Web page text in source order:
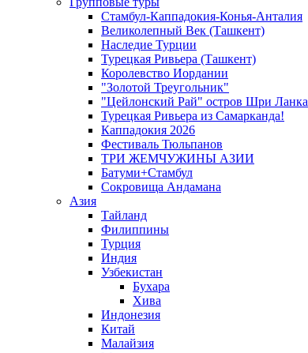
Стамбул-Каппадокия-Конья-Анталия
Великолепный Век (Ташкент)
Наследие Турции
Турецкая Ривьера (Ташкент)
Королевство Иордании
"Золотой Треугольник"
"Цейлонский Рай" остров Шри Ланка
Турецкая Ривьера из Самарканда!
Каппадокия 2026
Фестиваль Тюльпанов
ТРИ ЖЕМЧУЖИНЫ АЗИИ
Батуми+Стамбул
Сокровища Андамана
Азия
Тайланд
Филиппины
Турция
Индия
Узбекистан
Бухара
Хива
Индонезия
Китай
Малайзия